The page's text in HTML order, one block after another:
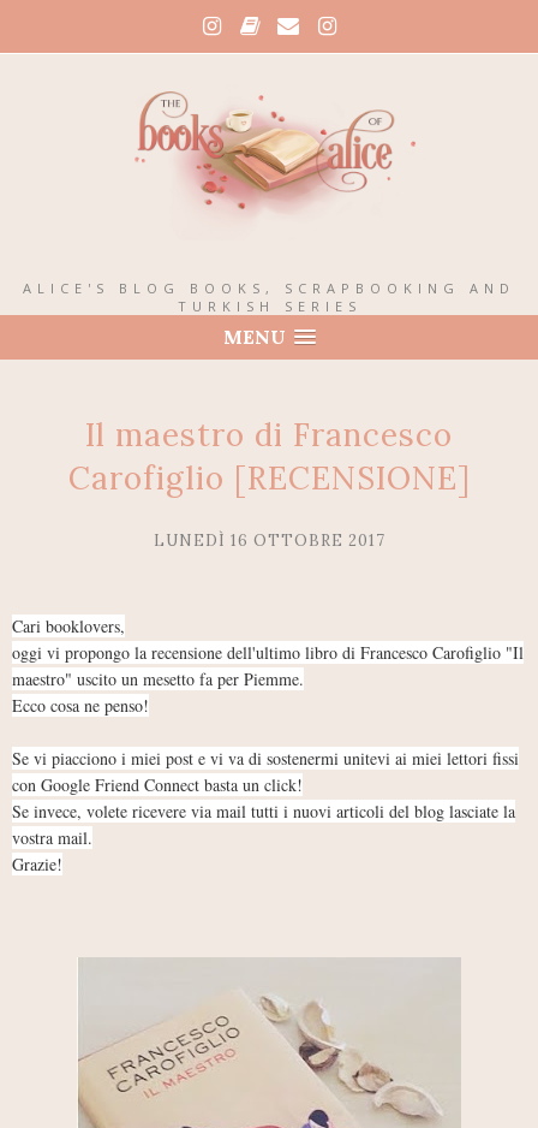
ALICE'S BLOG BOOKS, SCRAPBOOKING AND
TURKISH SERIES
MENU
Il maestro di Francesco
Carofiglio [RECENSIONE]
LUNEDÌ 16 OTTOBRE 2017
Cari booklovers,
oggi vi propongo la recensione dell'ultimo libro di Francesco Carofiglio "Il
maestro" uscito un mesetto fa per Piemme.
Ecco cosa ne penso!
Se vi piacciono i miei post e vi va di sostenermi unitevi ai miei lettori fissi
con Google Friend Connect basta un click!
Se invece, volete ricevere via mail tutti i nuovi articoli del blog lasciate la
vostra mail.
Grazie!